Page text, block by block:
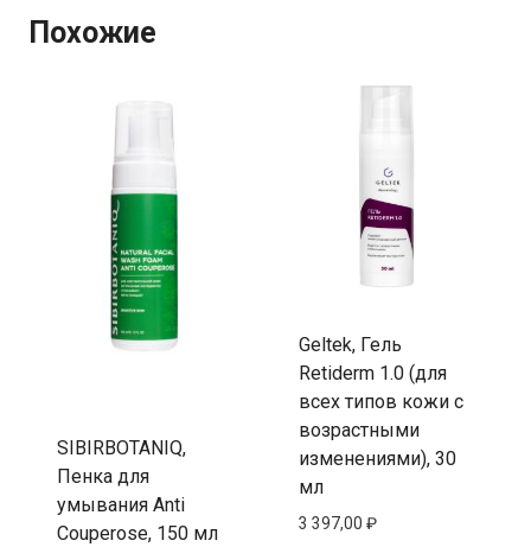
Похожие
SIBIRBOTANIQ,
Пенка для
умывания Anti
Couperose, 150 мл
Geltek, Гель
Retiderm 1.0 (для
всех типов кожи с
возрастными
изменениями), 30
мл
3 397,00 ₽